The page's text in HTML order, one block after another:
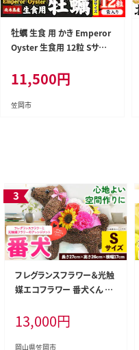
牡蠣 生食 用 かき Emperor
Oyster 生食用 12粒 Sサイ
《45日以内に出荷予定(土日
祝除く)》岡山県 笠岡市 送料
無料 北木島産 かき カキ 牡
11,500円
笠岡市
フレグランスフラワー＆光触
媒エコフラワー 番犬くん S
日以内に出荷予定(土日祝
除く)》岡山県 笠岡市 送料無
料 母の日 プレゼント アレン
13,000円
岡山県笠岡市